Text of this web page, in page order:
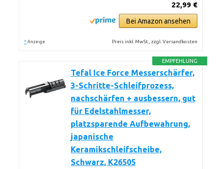
22,99 €
Bei Amazon ansehen
* Anzeige Preis inkl. MwSt., zzgl. Versandkosten
EMPFEHLUNG
Tefal Ice Force Messerschärfer,
3-Schritte-Schleifprozess,
nachschärfen + ausbessern, gut
für Edelstahlmesser,
platzsparende Aufbewahrung,
japanische
Keramikschleifscheibe,
Schwarz, K26505